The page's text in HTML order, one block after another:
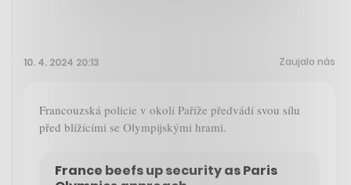
10. 4. 2024 20:13 Zaujalo nás
Francouzská policie v okolí Paříže předvádí svou sílu
před blížícími se Olympijskými hrami.
France beefs up security as Paris